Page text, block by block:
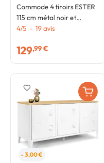
Commode 4 tiroirs ESTER
115 cm métal noir et
plateau façon hêtre avec
4/5 - 19avis
129,99 €
- 3,00 €
favorite_border